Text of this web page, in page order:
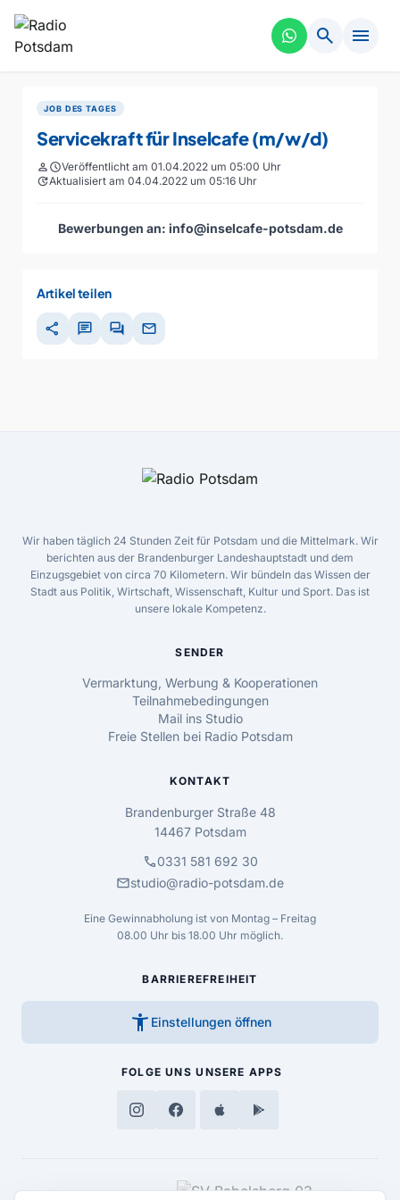
search menu
JOB DES TAGES
Servicekraft für Inselcafe (m/w/d)
personscheduleVeröffentlicht am 01.04.2022 um 05:00 Uhr
updateAktualisiert am 04.04.2022 um 05:16 Uhr
Bewerbungen an: info@inselcafe-potsdam.de
Artikel teilen
share chat forum mail
Wir haben täglich 24 Stunden Zeit für Potsdam und die Mittelmark. Wir
berichten aus der Brandenburger Landeshauptstadt und dem
Einzugsgebiet von circa 70 Kilometern. Wir bündeln das Wissen der
Stadt aus Politik, Wirtschaft, Wissenschaft, Kultur und Sport. Das ist
unsere lokale Kompetenz.
SENDER
Vermarktung, Werbung & Kooperationen
Teilnahmebedingungen
Mail ins Studio
Freie Stellen bei Radio Potsdam
KONTAKT
Brandenburger Straße 48
14467 Potsdam
call0331 581 692 30
mailstudio@radio-potsdam.de
Eine Gewinnabholung ist von Montag – Freitag
08.00 Uhr bis 18.00 Uhr möglich.
BARRIEREFREIHEIT
accessibility_new Einstellungen öffnen
FOLGE UNS UNSERE APPS
MEDIENPARTNER